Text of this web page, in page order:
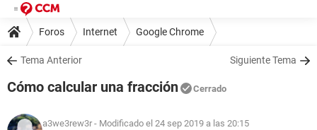
Foros Internet Google Chrome
Tema Anterior Siguiente Tema
Cómo calcular una fracción Cerrado
a3we3rew3r - Modificado el 24 sep 2019 a las 20:15